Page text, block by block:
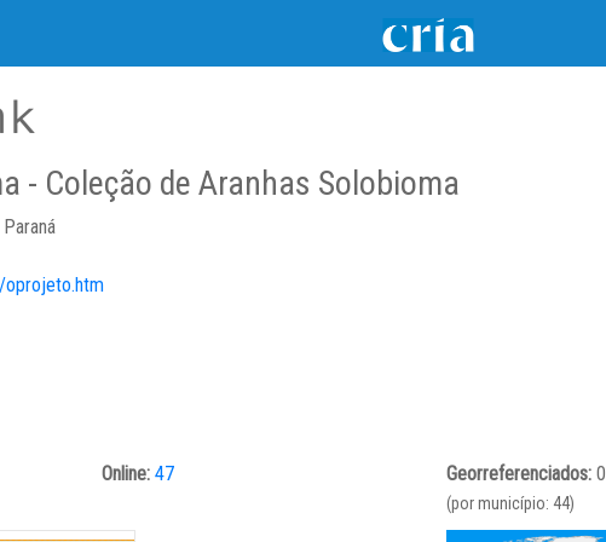
- Coleção de Aranhas Solobioma
oprojeto.htm
Online: 47 Georreferenciados: 0
(por município: 44)